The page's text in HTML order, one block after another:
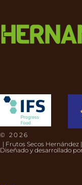
© 2026
| Frutos Secos Hernández |
Diseñado y desarrollado por